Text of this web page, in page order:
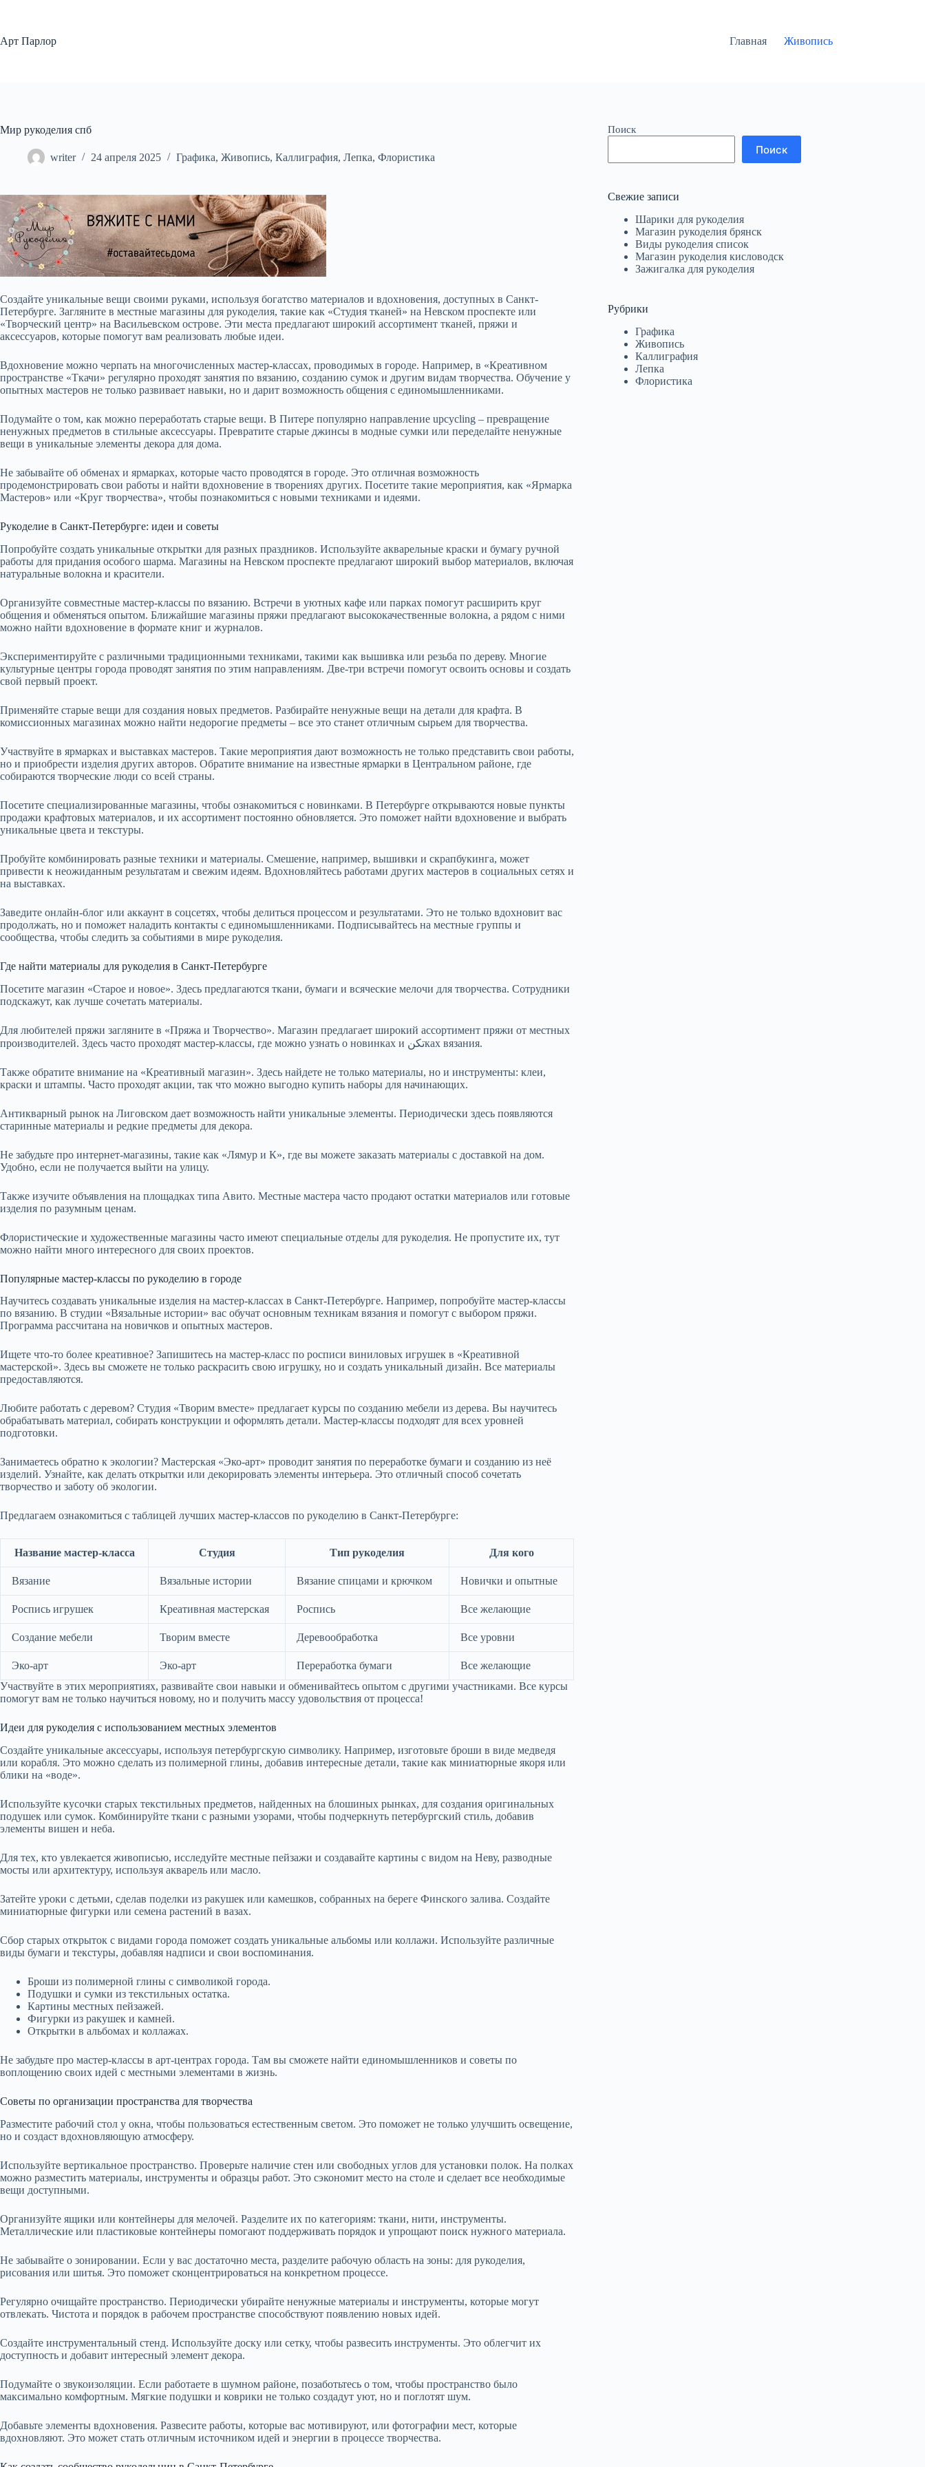
Арт Парлор
Главная Живопись
Мир рукоделия спб
writer 24 апреля 2025 Графика, Живопись, Каллиграфия, Лепка, Флористика
Создайте уникальные вещи своими руками, используя богатство материалов и вдохновения, доступных в Санкт-
Петербурге. Загляните в местные магазины для рукоделия, такие как «Студия тканей» на Невском проспекте или
«Творческий центр» на Васильевском острове. Эти места предлагают широкий ассортимент тканей, пряжи и
аксессуаров, которые помогут вам реализовать любые идеи.
Вдохновение можно черпать на многочисленных мастер-классах, проводимых в городе. Например, в «Креативном
пространстве «Ткачи» регулярно проходят занятия по вязанию, созданию сумок и другим видам творчества. Обучение у
опытных мастеров не только развивает навыки, но и дарит возможность общения с единомышленниками.
Подумайте о том, как можно переработать старые вещи. В Питере популярно направление upcycling – превращение
ненужных предметов в стильные аксессуары. Превратите старые джинсы в модные сумки или переделайте ненужные
вещи в уникальные элементы декора для дома.
Не забывайте об обменах и ярмарках, которые часто проводятся в городе. Это отличная возможность
продемонстрировать свои работы и найти вдохновение в творениях других. Посетите такие мероприятия, как «Ярмарка
Мастеров» или «Круг творчества», чтобы познакомиться с новыми техниками и идеями.
Рукоделие в Санкт-Петербурге: идеи и советы
Попробуйте создать уникальные открытки для разных праздников. Используйте акварельные краски и бумагу ручной
работы для придания особого шарма. Магазины на Невском проспекте предлагают широкий выбор материалов, включая
натуральные волокна и красители.
Организуйте совместные мастер-классы по вязанию. Встречи в уютных кафе или парках помогут расширить круг
общения и обменяться опытом. Ближайшие магазины пряжи предлагают высококачественные волокна, а рядом с ними
можно найти вдохновение в формате книг и журналов.
Экспериментируйте с различными традиционными техниками, такими как вышивка или резьба по дереву. Многие
культурные центры города проводят занятия по этим направлениям. Две-три встречи помогут освоить основы и создать
свой первый проект.
Применяйте старые вещи для создания новых предметов. Разбирайте ненужные вещи на детали для крафта. В
комиссионных магазинах можно найти недорогие предметы – все это станет отличным сырьем для творчества.
Участвуйте в ярмарках и выставках мастеров. Такие мероприятия дают возможность не только представить свои работы,
но и приобрести изделия других авторов. Обратите внимание на известные ярмарки в Центральном районе, где
собираются творческие люди со всей страны.
Посетите специализированные магазины, чтобы ознакомиться с новинками. В Петербурге открываются новые пункты
продажи крафтовых материалов, и их ассортимент постоянно обновляется. Это поможет найти вдохновение и выбрать
уникальные цвета и текстуры.
Пробуйте комбинировать разные техники и материалы. Смешение, например, вышивки и скрапбукинга, может
привести к неожиданным результатам и свежим идеям. Вдохновляйтесь работами других мастеров в социальных сетях и
на выставках.
Заведите онлайн-блог или аккаунт в соцсетях, чтобы делиться процессом и результатами. Это не только вдохновит вас
продолжать, но и поможет наладить контакты с единомышленниками. Подписывайтесь на местные группы и
сообщества, чтобы следить за событиями в мире рукоделия.
Где найти материалы для рукоделия в Санкт-Петербурге
Посетите магазин «Старое и новое». Здесь предлагаются ткани, бумаги и всяческие мелочи для творчества. Сотрудники
подскажут, как лучше сочетать материалы.
Для любителей пряжи загляните в «Пряжа и Творчество». Магазин предлагает широкий ассортимент пряжи от местных
производителей. Здесь часто проходят мастер-классы, где можно узнать о новинках и تکنках вязания.
Также обратите внимание на «Креативный магазин». Здесь найдете не только материалы, но и инструменты: клеи,
краски и штампы. Часто проходят акции, так что можно выгодно купить наборы для начинающих.
Антикварный рынок на Лиговском дает возможность найти уникальные элементы. Периодически здесь появляются
старинные материалы и редкие предметы для декора.
Не забудьте про интернет-магазины, такие как «Лямур и К», где вы можете заказать материалы с доставкой на дом.
Удобно, если не получается выйти на улицу.
Также изучите объявления на площадках типа Авито. Местные мастера часто продают остатки материалов или готовые
изделия по разумным ценам.
Флористические и художественные магазины часто имеют специальные отделы для рукоделия. Не пропустите их, тут
можно найти много интересного для своих проектов.
Популярные мастер-классы по рукоделию в городе
Научитесь создавать уникальные изделия на мастер-классах в Санкт-Петербурге. Например, попробуйте мастер-классы
по вязанию. В студии «Вязальные истории» вас обучат основным техникам вязания и помогут с выбором пряжи.
Программа рассчитана на новичков и опытных мастеров.
Ищете что-то более креативное? Запишитесь на мастер-класс по росписи виниловых игрушек в «Креативной
мастерской». Здесь вы сможете не только раскрасить свою игрушку, но и создать уникальный дизайн. Все материалы
предоставляются.
Любите работать с деревом? Студия «Творим вместе» предлагает курсы по созданию мебели из дерева. Вы научитесь
обрабатывать материал, собирать конструкции и оформлять детали. Мастер-классы подходят для всех уровней
подготовки.
Занимаетесь обратно к экологии? Мастерская «Эко-арт» проводит занятия по переработке бумаги и созданию из неё
изделий. Узнайте, как делать открытки или декорировать элементы интерьера. Это отличный способ сочетать
творчество и заботу об экологии.
Предлагаем ознакомиться с таблицей лучших мастер-классов по рукоделию в Санкт-Петербурге:
Название мастер-класса Студия Тип рукоделия Для кого
Вязание Вязальные истории Вязание спицами и крючком Новички и опытные
Роспись игрушек Креативная мастерская Роспись Все желающие
Создание мебели Творим вместе Деревообработка Все уровни
Эко-арт Эко-арт Переработка бумаги
Все желающие
Участвуйте в этих мероприятиях, развивайте свои навыки и обменивайтесь опытом с другими участниками. Все курсы
помогут вам не только научиться новому, но и получить массу удовольствия от процесса!
Идеи для рукоделия с использованием местных элементов
Создайте уникальные аксессуары, используя петербургскую символику. Например, изготовьте броши в виде медведя
или корабля. Это можно сделать из полимерной глины, добавив интересные детали, такие как миниатюрные якоря или
блики на «воде».
Используйте кусочки старых текстильных предметов, найденных на блошиных рынках, для создания оригинальных
подушек или сумок. Комбинируйте ткани с разными узорами, чтобы подчеркнуть петербургский стиль, добавив
элементы вишен и неба.
Для тех, кто увлекается живописью, исследуйте местные пейзажи и создавайте картины с видом на Неву, разводные
мосты или архитектуру, используя акварель или масло.
Затейте уроки с детьми, сделав поделки из ракушек или камешков, собранных на береге Финского залива. Создайте
миниатюрные фигурки или семена растений в вазах.
Сбор старых открыток с видами города поможет создать уникальные альбомы или коллажи. Используйте различные
виды бумаги и текстуры, добавляя надписи и свои воспоминания.
Броши из полимерной глины с символикой города.
Подушки и сумки из текстильных остатка.
Картины местных пейзажей.
Фигурки из ракушек и камней.
Открытки в альбомах и коллажах.
Не забудьте про мастер-классы в арт-центрах города. Там вы сможете найти единомышленников и советы по
воплощению своих идей с местными элементами в жизнь.
Советы по организации пространства для творчества
Разместите рабочий стол у окна, чтобы пользоваться естественным светом. Это поможет не только улучшить освещение,
но и создаст вдохновляющую атмосферу.
Используйте вертикальное пространство. Проверьте наличие стен или свободных углов для установки полок. На полках
можно разместить материалы, инструменты и образцы работ. Это сэкономит место на столе и сделает все необходимые
вещи доступными.
Организуйте ящики или контейнеры для мелочей. Разделите их по категориям: ткани, нити, инструменты.
Металлические или пластиковые контейнеры помогают поддерживать порядок и упрощают поиск нужного материала.
Не забывайте о зонировании. Если у вас достаточно места, разделите рабочую область на зоны: для рукоделия,
рисования или шитья. Это поможет сконцентрироваться на конкретном процессе.
Регулярно очищайте пространство. Периодически убирайте ненужные материалы и инструменты, которые могут
отвлекать. Чистота и порядок в рабочем пространстве способствуют появлению новых идей.
Создайте инструментальный стенд. Используйте доску или сетку, чтобы развесить инструменты. Это облегчит их
доступность и добавит интересный элемент декора.
Подумайте о звукоизоляции. Если работаете в шумном районе, позаботьтесь о том, чтобы пространство было
максимально комфортным. Мягкие подушки и коврики не только создадут уют, но и поглотят шум.
Добавьте элементы вдохновения. Развесите работы, которые вас мотивируют, или фотографии мест, которые
вдохновляют. Это может стать отличным источником идей и энергии в процессе творчества.
Поиск
Поиск
Свежие записи
Шарики для рукоделия
Магазин рукоделия брянск
Виды рукоделия список
Магазин рукоделия кисловодск
Зажигалка для рукоделия
Рубрики
Графика
Живопись
Каллиграфия
Лепка
Флористика